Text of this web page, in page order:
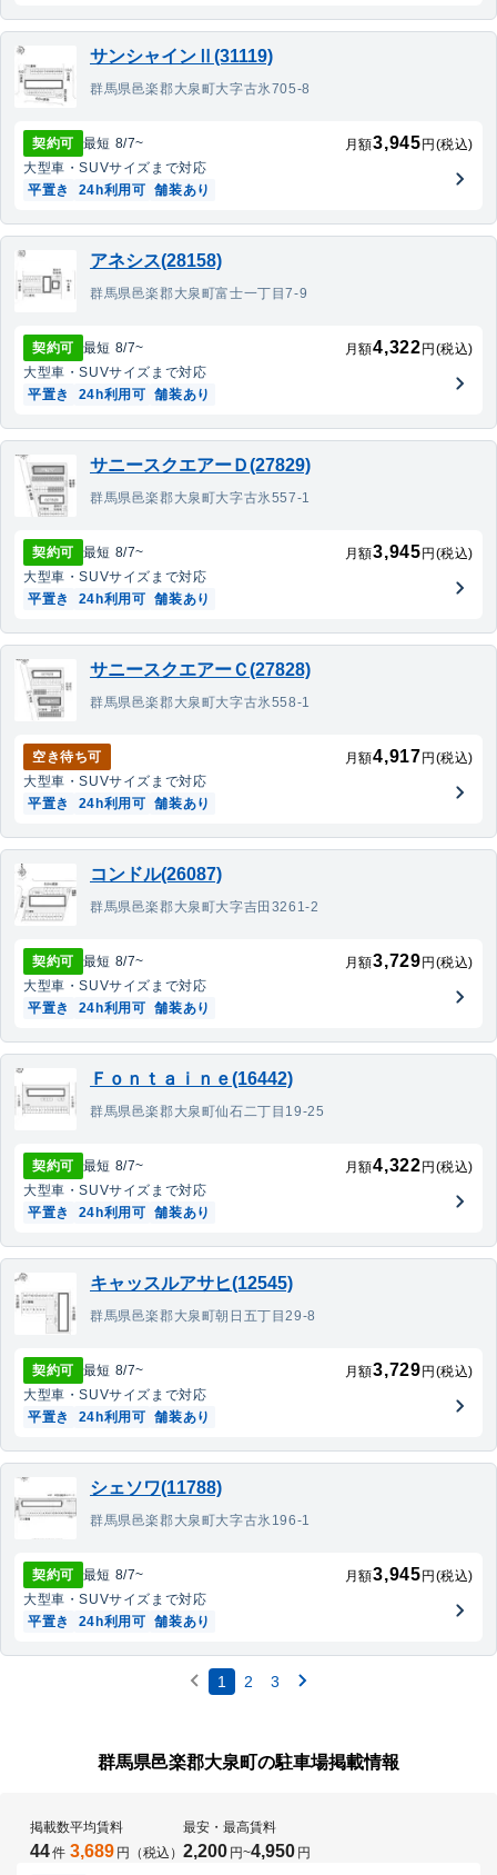
サンシャインⅡ(31119)
群馬県邑楽郡大泉町大字古氷705-8
契約可 最短 8/7~ 月額3,945 円(税込)
大型車・SUVサイズまで対応
平置き
24h利用可 舗装あり
アネシス(28158)
群馬県邑楽郡大泉町富士一丁目7-9
契約可 最短 8/7~ 月額4,322 円(税込)
大型車・SUVサイズまで対応
平置き
24h利用可 舗装あり
サニースクエアーＤ(27829)
群馬県邑楽郡大泉町大字古氷557-1
契約可 最短 8/7~ 月額3,945 円(税込)
大型車・SUVサイズまで対応
平置き
24h利用可 舗装あり
サニースクエアーＣ(27828)
群馬県邑楽郡大泉町大字古氷558-1
空き待ち可 月額4,917 円(税込)
大型車・SUVサイズまで対応
平置き
24h利用可 舗装あり
コンドル(26087)
群馬県邑楽郡大泉町大字吉田3261-2
契約可 最短 8/7~ 月額3,729 円(税込)
大型車・SUVサイズまで対応
平置き
24h利用可 舗装あり
Ｆｏｎｔａｉｎｅ(16442)
群馬県邑楽郡大泉町仙石二丁目19-25
契約可 最短 8/7~ 月額4,322 円(税込)
大型車・SUVサイズまで対応
平置き
24h利用可 舗装あり
キャッスルアサヒ(12545)
群馬県邑楽郡大泉町朝日五丁目29-8
契約可 最短 8/7~ 月額3,729 円(税込)
大型車・SUVサイズまで対応
平置き
24h利用可 舗装あり
シェソワ(11788)
群馬県邑楽郡大泉町大字古氷196-1
契約可 最短 8/7~ 月額3,945 円(税込)
大型車・SUVサイズまで対応
平置き
24h利用可 舗装あり
1 2 3
群馬県邑楽郡大泉町の駐車場掲載情報
掲載数
44件
平均賃料
3,689 円（税込）
最安・最高賃料
2,200 円~4,950 円